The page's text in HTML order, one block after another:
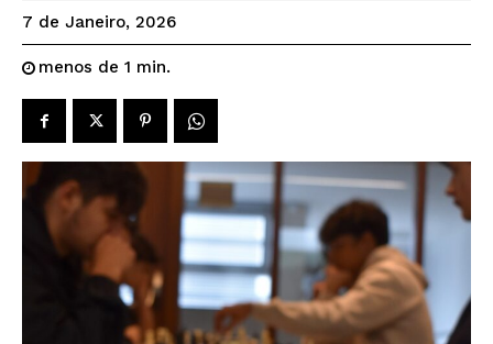
7 de Janeiro, 2026
menos de 1 min.